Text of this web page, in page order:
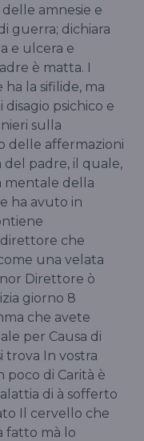
delle amnesie e
guerra; dichiara
e ulcera e
è matta. I
la sifilide, ma
psichico e
sulla
delle affermazioni
padre, il quale,
mentale della
ha avuto in
direttore che
una velata
Direttore ò
giorno 8
che avete
per Causa di
trova In vostra
poco di Carità è
di à sofferto
Il cervello che
fatto mà lo